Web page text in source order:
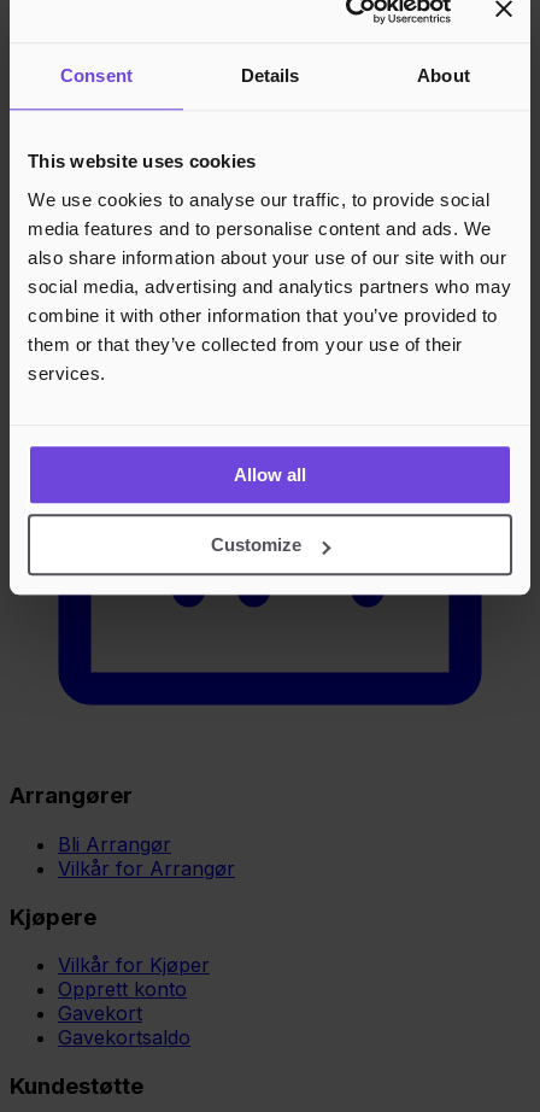
Consent Details About
This website uses cookies
We use cookies to analyse our traffic, to provide social
media features and to personalise content and ads. We
also share information about your use of our site with our
social media, advertising and analytics partners who may
combine it with other information that you’ve provided to
them or that they’ve collected from your use of their
services.
Allow all
Customize
LinkedIn
Arrangører
Bli Arrangør
Vilkår for Arrangør
Kjøpere
Vilkår for Kjøper
Opprett konto
Gavekort
Gavekortsaldo
Kundestøtte